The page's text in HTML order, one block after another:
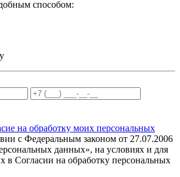
способом:
на обработку моих персональных
с Федеральным законом от 27.07.2006
данных», на условиях и для
в Согласии на обработку персональных